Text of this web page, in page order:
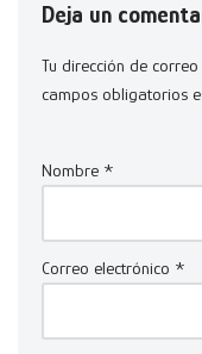
Deja un
Tu dirección de
campos obligatorios
Nombre *
Correo electrónico *